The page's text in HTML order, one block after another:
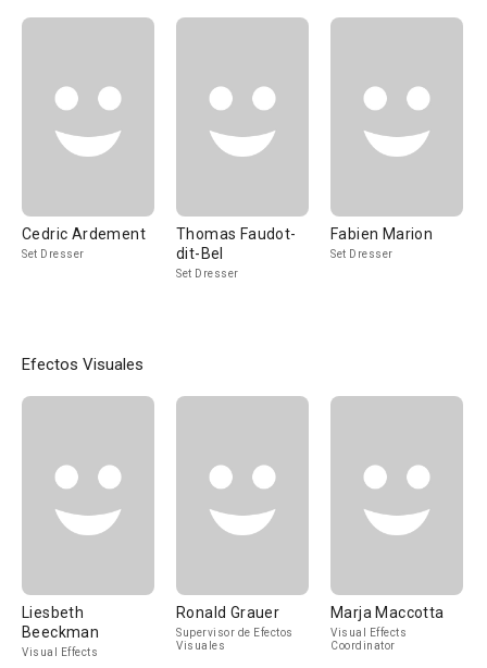
Cedric Ardement
Set Dresser
Thomas Faudot-
dit-Bel
Set Dresser
Fabien Marion
Set Dresser
Efectos Visuales
Liesbeth
Beeckman
Visual Effects
Ronald Grauer
Supervisor de Efectos
Visuales
Marja Maccotta
Visual Effects
Coordinator